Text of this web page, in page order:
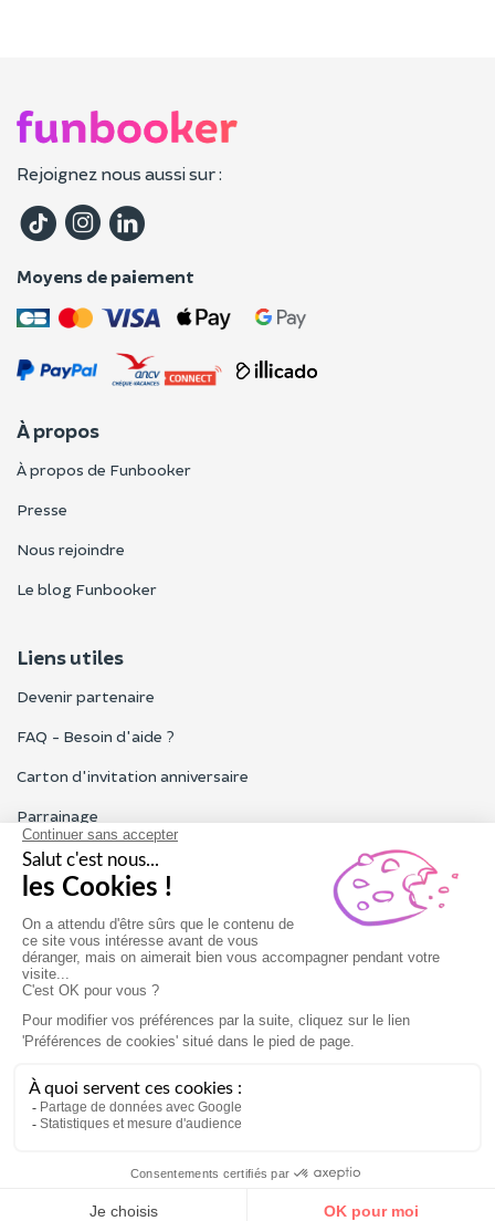
Rejoignez nous aussi sur :
Moyens de paiement
À propos
À propos de Funbooker
Presse
Nous rejoindre
Le blog Funbooker
Liens utiles
Devenir partenaire
FAQ - Besoin d'aide ?
Carton d'invitation anniversaire
Parrainage
Tous les avis Funbooker
Particuliers, entreprises, professionnels
Notre service client est ouvert du lundi au vendredi de 9h à 18h
Nous contacter
Mentions légales